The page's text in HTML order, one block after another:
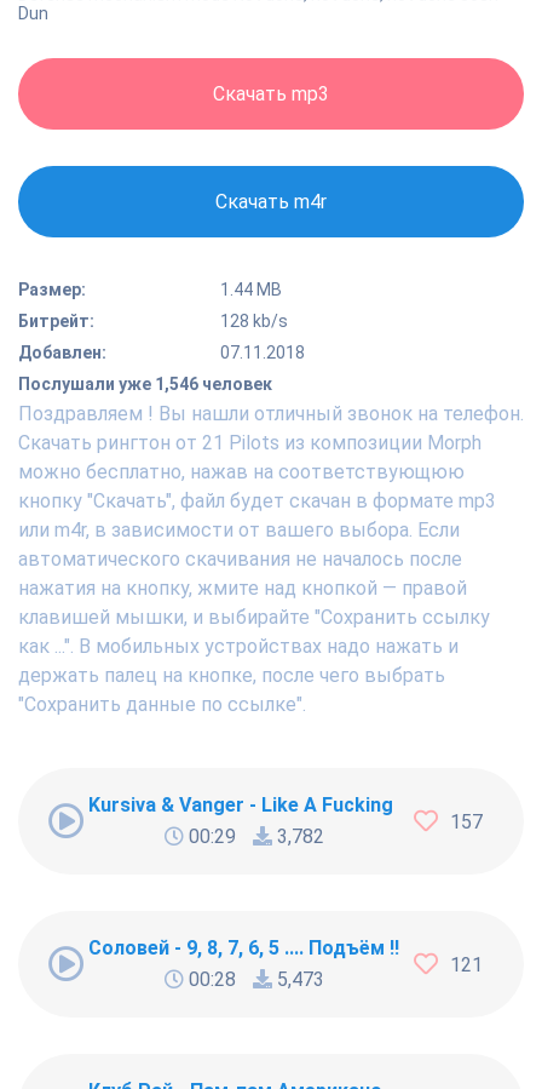
Dun
Скачать mp3
Скачать m4r
Размер:
1.44 MB
Битрейт:
128 kb/s
Добавлен:
07.11.2018
Послушали уже 1,546 человек
Поздравляем ! Вы нашли отличный звонок на телефон.
Скачать рингтон от 21 Pilots из композиции Morph
можно бесплатно, нажав на соответствующюю
кнопку "Скачать", файл будет скачан в формате mp3
или m4r, в зависимости от вашего выбора. Если
автоматического скачивания не началось после
нажатия на кнопку, жмите над кнопкой — правой
клавишей мышки, и выбирайте "Сохранить ссылку
как ...". В мобильных устройствах надо нажать и
держать палец на кнопке, после чего выбрать
"Сохранить данные по ссылке".
Kursiva & Vanger - Like A Fucking Newbie
00:29
3,782
157
Соловей - 9, 8, 7, 6, 5 .... Подъём !!!
00:28
5,473
121